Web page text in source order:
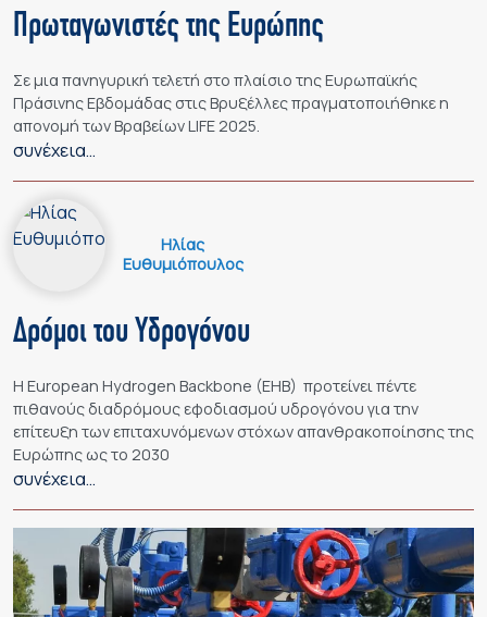
Πρωταγωνιστές της Ευρώπης
Σε μια πανηγυρική τελετή στο πλαίσιο της Ευρωπαϊκής
Πράσινης Εβδομάδας στις Βρυξέλλες πραγματοποιήθηκε η
απονομή των Βραβείων LIFE 2025.
συνέχεια…
Ηλίας
Ευθυμιόπουλος
Δρόμοι του Υδρογόνου
Η European Hydrogen Backbone (EHB) προτείνει πέντε
πιθανούς διαδρόμους εφοδιασμού υδρογόνου για την
επίτευξη των επιταχυνόμενων στόχων απανθρακοποίησης της
Ευρώπης ως το 2030
συνέχεια…